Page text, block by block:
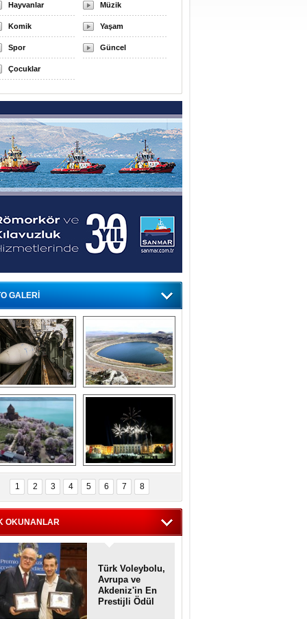
Hayvanlar Müzik
Komik Yaşam
Spor Güncel
Çocuklar
GALERİ
Askeri gemi
terk
gemilerin
etkileyici
görüntüleri
Kapadokya'nın
ilkbaharda bir başka
güzel
kalan
Akdamar Adası
çiçekleri ile
bir güzellik
Haftanın
fotoğrafları
1 2 3 4 5 6 7 8
OKUNANLAR
Türk Voleybolu,
Avrupa ve
Akdeniz'in En
Prestijli Ödül